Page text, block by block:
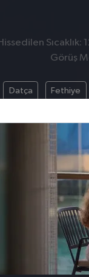
Sıcaklık:
Görüş
Datça Fethiye